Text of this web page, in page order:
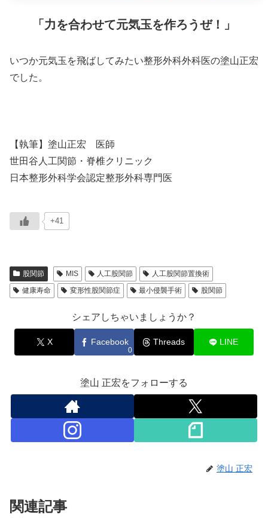
「力を合わせて元気玉を作ろうぜ！」
いつか元気玉を飛ばしてみたい整形外科外科医の塗山正宏
でした。
【執筆】塗山正宏 医師
世田谷人工関節・脊椎クリニック
日本整形外科学会認定整形外科専門医
+41
股関節 MIS 人工股関節
人工股関節置換術
健康寿命
変形性股関節症 最小侵襲手術 股関節
シェアしちゃいましょうか？
X Facebook
0
Threads LINE
塗山 正宏をフォローする
塗山 正宏
関連記事